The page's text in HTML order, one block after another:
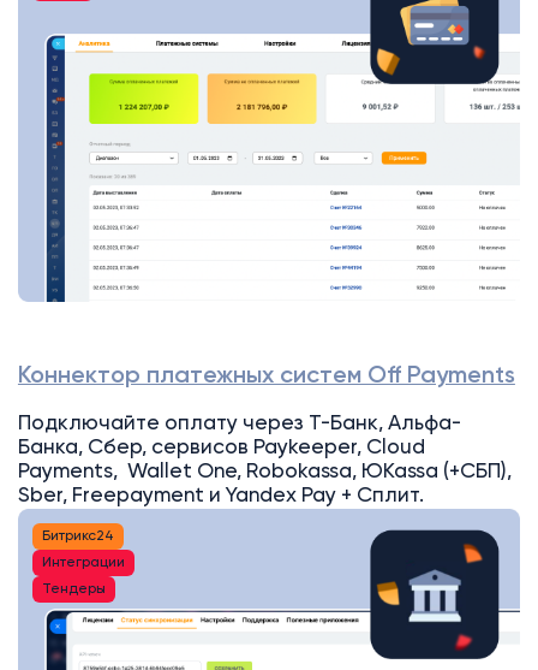
Коннектор платежных систем Off Payments
Подключайте оплату через Т-Банк, Альфа-
Банка, Сбер, сервисов Paykeeper, Cloud
Payments, Wallet One, Robokassa, ЮKassa (+СБП),
Sber, Freepayment и Yandex Pay + Сплит.
Битрикс24
Интеграции
Тендеры